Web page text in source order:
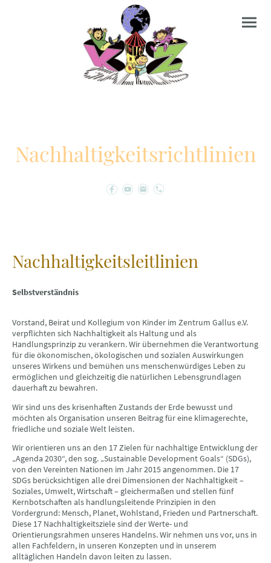
Nachhaltigkeitsrichtlinien
Nachhaltigkeitsleitlinien
Selbstverständnis
Vorstand, Beirat und Kollegium von Kinder im Zentrum Gallus e.V.
verpflichten sich Nachhaltigkeit als Haltung und als
Handlungsprinzip zu verankern. Wir übernehmen die Verantwortung
für die ökonomischen, ökologischen und sozialen Auswirkungen
unseres Wirkens und bemühen uns menschenwürdiges Leben zu
ermöglichen und gleichzeitig die natürlichen Lebensgrundlagen
dauerhaft zu bewahren.
Wir sind uns des krisenhaften Zustands der Erde bewusst und
möchten als Organisation unseren Beitrag für eine klimagerechte,
friedliche und soziale Welt leisten.
Wir orientieren uns an den 17 Zielen für nachhaltige Entwicklung der
„Agenda 2030“, den sog. „Sustainable Development Goals“ (SDGs),
von den Vereinten Nationen im Jahr 2015 angenommen. Die 17
SDGs berücksichtigen alle drei Dimensionen der Nachhaltigkeit –
Soziales, Umwelt, Wirtschaft – gleichermaßen und stellen fünf
Kernbotschaften als handlungsleitende Prinzipien in den
Vordergrund: Mensch, Planet, Wohlstand, Frieden und Partnerschaft.
Diese 17 Nachhaltigkeitsziele sind der Werte- und
Orientierungsrahmen unseres Handelns. Wir nehmen uns vor, uns in
allen Fachfeldern, in unseren Konzepten und in unserem
alltäglichen Handeln davon leiten zu lassen.